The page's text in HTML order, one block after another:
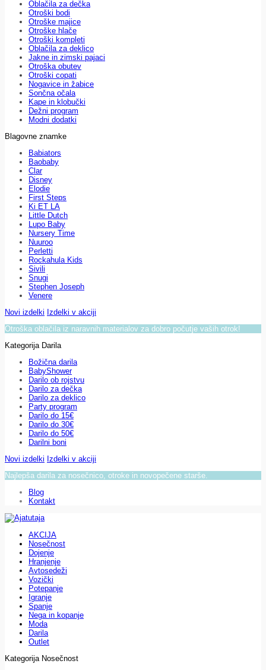
Oblačila za dečka
Otroški bodi
Otroške majice
Otroške hlače
Otroški kompleti
Oblačila za deklico
Jakne in zimski pajaci
Otroška obutev
Otroški copati
Nogavice in žabice
Sončna očala
Kape in klobučki
Dežni program
Modni dodatki
Blagovne znamke
Babiators
Baobaby
Clar
Disney
Elodie
First Steps
Ki ET LA
Little Dutch
Lupo Baby
Nursery Time
Nuuroo
Perletti
Rockahula Kids
Sivili
Snugi
Stephen Joseph
Venere
Novi izdelki Izdelki v akciji
Otroška oblačila iz naravnih materialov za dobro počutje vaših otrok!
Kategorija Darila
Božična darila
BabyShower
Darilo ob rojstvu
Darilo za dečka
Darilo za deklico
Party program
Darilo do 15€
Darilo do 30€
Darilo do 50€
Darilni boni
Novi izdelki Izdelki v akciji
Najlepša darila za nosečnico, otroke in novopečene starše.
Blog
Kontakt
AKCIJA
Nosečnost
Dojenje
Hranjenje
Avtosedeži
Vozički
Potepanje
Igranje
Spanje
Nega in kopanje
Moda
Darila
Outlet
Kategorija Nosečnost